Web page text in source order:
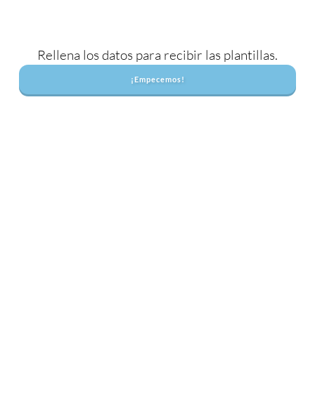
Rellena los datos para recibir las plantillas.
¡Empecemos!